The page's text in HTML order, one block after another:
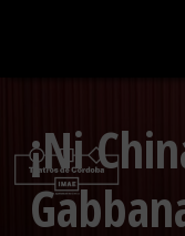
¡Ni